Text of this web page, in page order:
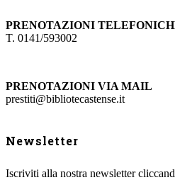
PRENOTAZIONI
T. 0141/593002
PRENOTAZIONI VIA MAIL
prestiti@bibliotecastense.it
Newsletter
Iscriviti alla nostra newsletter